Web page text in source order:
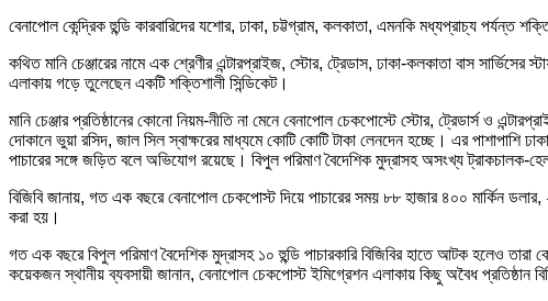
বেনাপোল কেন্দ্রিক হুন্ডি কারবারিদের যশোর, ঢাকা, চট্টগ্রাম, কলকাতা, এমনকি মধ্যপ্রাচ্য পর্যন্ত
কথিত মানি চেঞ্জারের নামে এক শ্রেণীর এন্টারপ্রাইজ, স্টোর, ট্রেডাস, ঢাকা-কলকাতা বাস
এলাকায় গড়ে তুলেছেন একটি শক্তিশালী সিন্ডিকেট।
মানি চেঞ্জার প্রতিষ্ঠানের কোনো নিয়ম-নীতি না মেনে বেনাপোল চেকপোস্টে স্টোর, ট্রেডার্স ও
দোকানে ভুয়া রসিদ, জাল সিল স্বাক্ষরের মাধ্যমে কোটি কোটি টাকা লেনদেন হচ্ছে। এর পাশাপাশি
পাচারের সঙ্গে জড়িত বলে অভিযোগ রয়েছে। বিপুল পরিমাণ বৈদেশিক মুদ্রাসহ অসংখ্য ট্রাকচালক-
বিজিবি জানায়, গত এক বছরে বেনাপোল চেকপোস্ট দিয়ে পাচারের সময় ৮৮ হাজার ৪০০ মার্কিন
করা হয়।
গত এক বছরে বিপুল পরিমাণ বৈদেশিক মুদ্রাসহ ১০ হুন্ডি পাচারকারি বিজিবির হাতে আটক হলেও তারা
কয়েকজন স্থানীয় ব্যবসায়ী জানান, বেনাপোল চেকপোস্ট ইমিগ্রেশন এলাকায় কিছু অবৈধ প্রতিষ্ঠান